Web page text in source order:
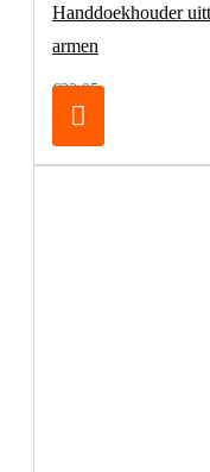
Handdoekhouder
armen
€32,95